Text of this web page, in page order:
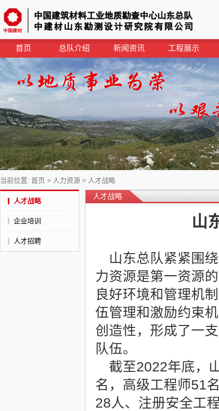
首页 总队介绍 新闻资讯 工程展示
当前位置: 首页 > 人力资源 > 人才战略
人才战略
企业培训
人才招聘
人才战略
山
山东总队紧紧围
力资源是第一资源
良好环境和管理机
伍管理和激励约束
创造性，形成了一
队伍。
截至2022年底，
名，高级工程师51
28人、注册安全工